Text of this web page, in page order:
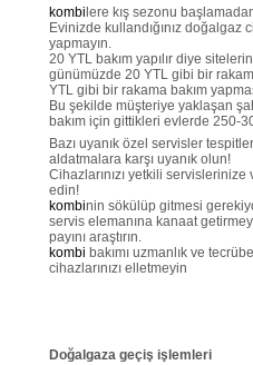
kombi lere kış sezonu
Evinizde kullandığınız
yapmayın.
20 YTL bakım yapılır diye
günümüzde 20 YTL gibi bir
YTL gibi bir rakama bakım
Bu şekilde müşteriye yaklaşan
bakım için gittikleri evlerde 250-
Bazı uyanık özel servisler
aldatmalara karşı uyanık olun!
Cihazlarınızı yetkili
edin!
kombinin sökülüp gitmesi
servis elemanına kanaat
payını araştırın.
kombi bakımı uzmanlık ve
cihazlarınızı elletmeyin
Doğalgaza geçiş işlemleri